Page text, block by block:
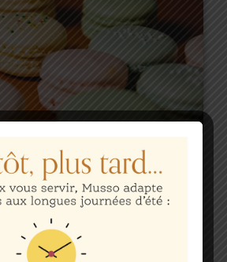
vestibulum blandit. Donec sed
dignissim luctus sem eu
vulputate quam a quam